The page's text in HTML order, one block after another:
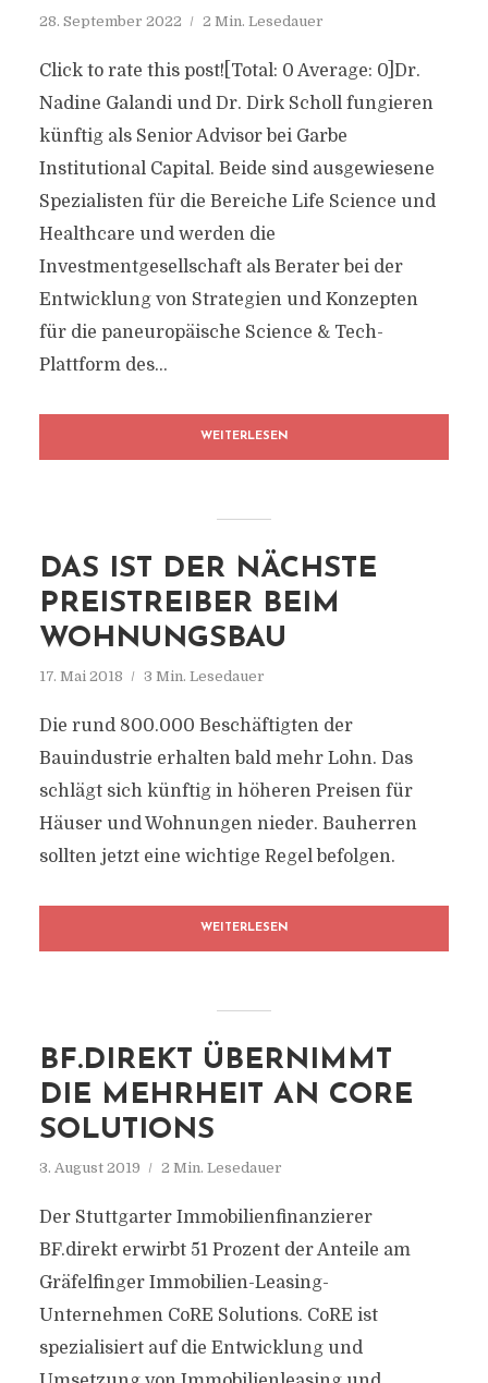
28. September 2022 2 Min. Lesedauer
Click to rate this post![Total: 0 Average: 0]Dr.
Nadine Galandi und Dr. Dirk Scholl fungieren
künftig als Senior Advisor bei Garbe
Institutional Capital. Beide sind ausgewiesene
Spezialisten für die Bereiche Life Science und
Healthcare und werden die
Investmentgesellschaft als Berater bei der
Entwicklung von Strategien und Konzepten
für die paneuropäische Science & Tech-
Plattform des...
WEITERLESEN
DAS IST DER NÄCHSTE
PREISTREIBER BEIM
WOHNUNGSBAU
17. Mai 2018 3 Min. Lesedauer
Die rund 800.000 Beschäftigten der
Bauindustrie erhalten bald mehr Lohn. Das
schlägt sich künftig in höheren Preisen für
Häuser und Wohnungen nieder. Bauherren
sollten jetzt eine wichtige Regel befolgen.
WEITERLESEN
BF.DIREKT ÜBERNIMMT
DIE MEHRHEIT AN CORE
SOLUTIONS
3. August 2019 2 Min. Lesedauer
Der Stuttgarter Immobilienfinanzierer
BF.direkt erwirbt 51 Prozent der Anteile am
Gräfelfinger Immobilien-Leasing-
Unternehmen CoRE Solutions. CoRE ist
spezialisiert auf die Entwicklung und